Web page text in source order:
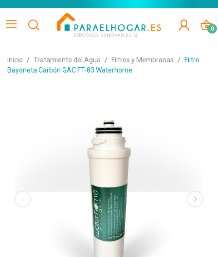
0
Inicio Tratamiento del Agua Filtros y Membranas
Filtro
Bayoneta Carbón GAC FT-83 Waterhome